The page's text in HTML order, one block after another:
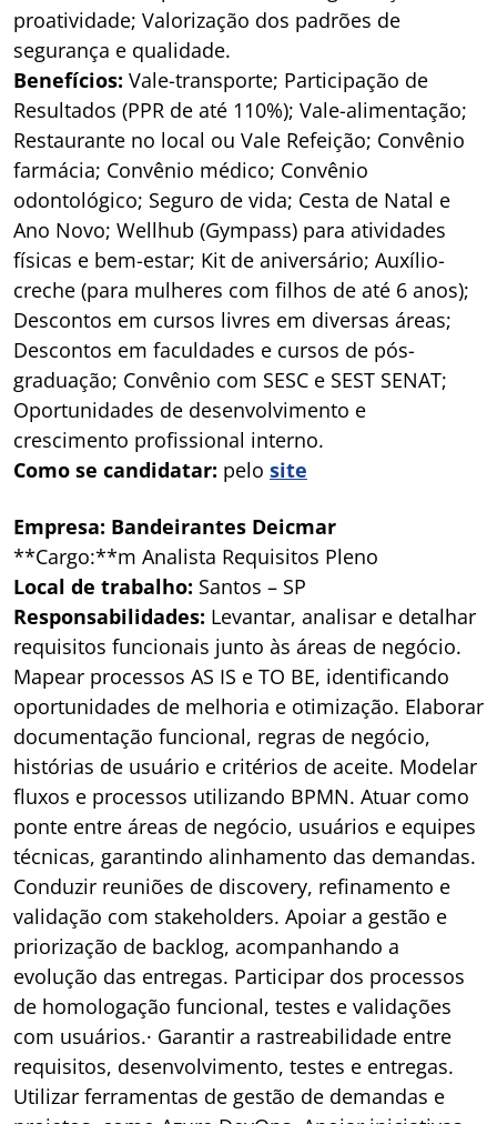
proatividade; Valorização dos padrões de
segurança e qualidade.
Benefícios: Vale-transporte; Participação de
Resultados (PPR de até 110%); Vale-alimentação;
Restaurante no local ou Vale Refeição; Convênio
farmácia; Convênio médico; Convênio
odontológico; Seguro de vida; Cesta de Natal e
Ano Novo; Wellhub (Gympass) para atividades
físicas e bem-estar; Kit de aniversário; Auxílio-
creche (para mulheres com filhos de até 6 anos);
Descontos em cursos livres em diversas áreas;
Descontos em faculdades e cursos de pós-
graduação; Convênio com SESC e SEST SENAT;
Oportunidades de desenvolvimento e
crescimento profissional interno.
Como se candidatar: pelo site
Empresa: Bandeirantes Deicmar
**Cargo:**m Analista Requisitos Pleno
Local de trabalho: Santos – SP
Responsabilidades: Levantar, analisar e detalhar
requisitos funcionais junto às áreas de negócio.
Mapear processos AS IS e TO BE, identificando
oportunidades de melhoria e otimização. Elaborar
documentação funcional, regras de negócio,
histórias de usuário e critérios de aceite. Modelar
fluxos e processos utilizando BPMN. Atuar como
ponte entre áreas de negócio, usuários e equipes
técnicas, garantindo alinhamento das demandas.
Conduzir reuniões de discovery, refinamento e
validação com stakeholders. Apoiar a gestão e
priorização de backlog, acompanhando a
evolução das entregas. Participar dos processos
de homologação funcional, testes e validações
com usuários.· Garantir a rastreabilidade entre
requisitos, desenvolvimento, testes e entregas.
Utilizar ferramentas de gestão de demandas e